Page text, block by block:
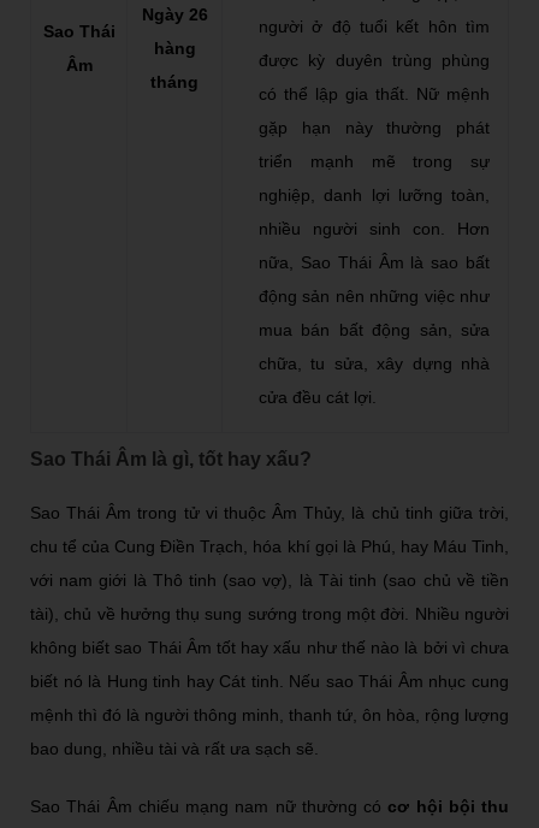
Sao Thái
Âm
Ngày 26
hàng
tháng
người ở độ tuổi kết hôn tìm
được kỳ duyên trùng phùng
có thể lập gia thất. Nữ mệnh
gặp hạn này thường phát
triển mạnh mẽ trong sự
nghiệp, danh lợi lưỡng toàn,
nhiều người sinh con. Hơn
nữa, Sao Thái Âm là sao bất
động sản nên những việc như
mua bán bất động sản, sửa
chữa, tu sửa, xây dựng nhà
cửa đều cát lợi.
Sao Thái Âm là gì, tốt hay xấu?
Sao Thái Âm trong tử vi thuộc Âm Thủy, là chủ tinh giữa trời,
chu tể của Cung Điền Trạch, hóa khí gọi là Phú, hay Máu Tinh,
với nam giới là Thô tinh (sao vợ), là Tài tinh (sao chủ về tiền
tài), chủ về hưởng thụ sung sướng trong một đời. Nhiều người
không biết sao Thái Âm tốt hay xấu như thế nào là bởi vì chưa
biết nó là Hung tinh hay Cát tinh. Nếu sao Thái Âm nhục cung
mệnh thì đó là người thông minh, thanh tứ, ôn hòa, rộng lượng
bao dung, nhiều tài và rất ưa sạch sẽ.
Sao Thái Âm chiếu mạng nam nữ thường có cơ hội bội thu